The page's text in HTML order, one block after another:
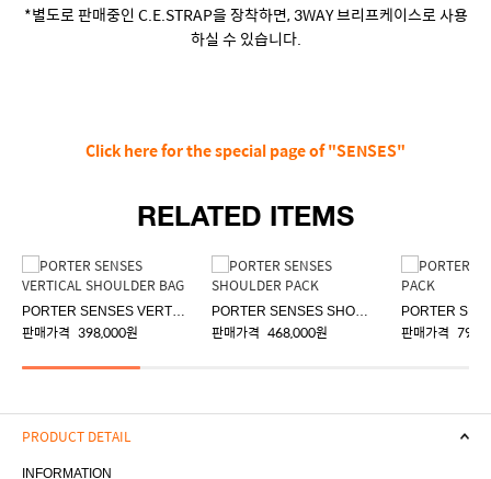
*별도로 판매중인 C.E.STRAP을 장착하면, 3WAY 브리프케이스로 사용
하실 수 있습니다.
Click here for the special page of "SENSES"
RELATED ITEMS
판매가격 398,000원 판매가격 468,000원 판매가격
PRODUCT DETAIL
INFORMATION